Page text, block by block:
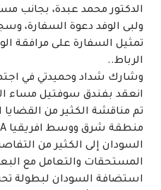
الدكتور محمد عبدة، بجانب
ولبى الوفد دعوة السفارة،
تمثيل السفارة على مرافقة
الرباط..
وشارك شداد وحميدتي في
تم مناقشة الكثير من
السودان إلى الكثير من
المستحقات والتعامل مع